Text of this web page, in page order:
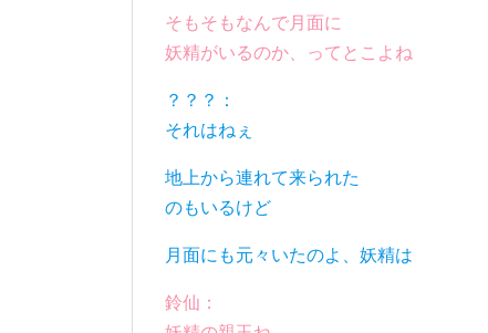
そもそもなんで月面に
妖精がいるのか、ってとこよね
？？？：
それはねぇ
地上から連れて来られた
のもいるけど
月面にも元々いたのよ、妖精は
鈴仙：